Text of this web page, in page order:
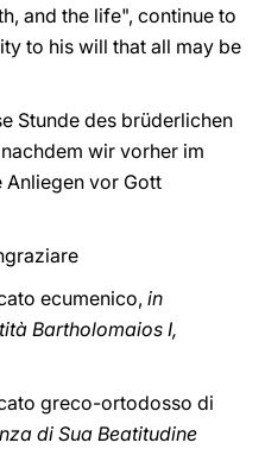
and the life", continue to
to his will that all may be
Stunde des brüderlichen
wir vorher im
Anliegen vor Gott
ecumenico, in
Bartholomaios I,
greco-ortodosso di
di Sua Beatitudine